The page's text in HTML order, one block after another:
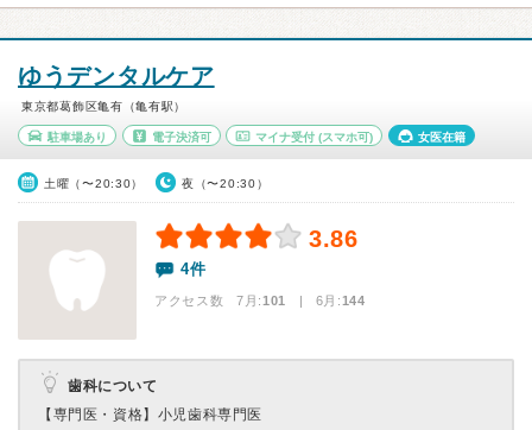
ゆうデンタルケア
東京都葛飾区亀有（亀有駅）
駐車場あり 電子決済可 マイナ受付 (スマホ可) 女医在籍
土曜（〜20:30） 夜（〜20:30）
3.86
4件
アクセス数 7月:101 | 6月:144
歯科について
【専門医・資格】 小児歯科専門医